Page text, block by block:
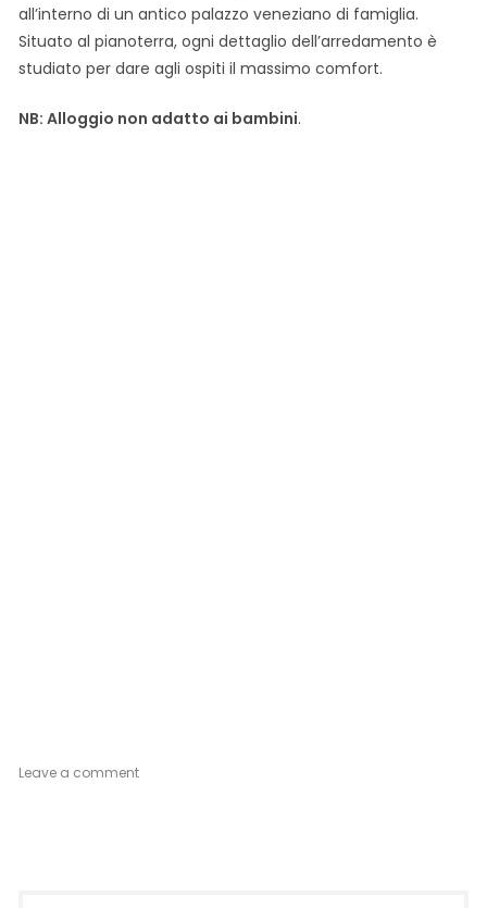
all’interno di un antico palazzo veneziano di famiglia.
Situato al pianoterra, ogni dettaglio dell’arredamento è
studiato per dare agli ospiti il massimo comfort.
NB: Alloggio non adatto ai bambini.
Leave a commenton